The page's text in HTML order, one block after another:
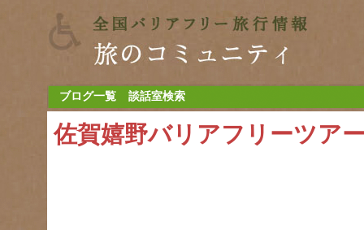
ブログ一覧 談話室検索
佐賀嬉野バリアフリーツア